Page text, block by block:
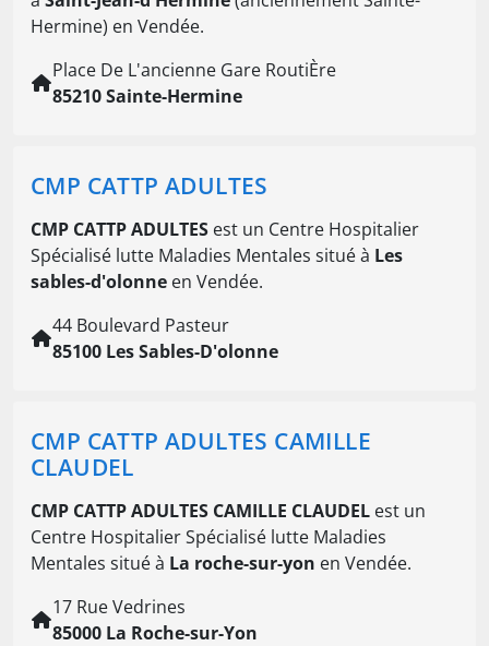
Hermine) en Vendée.
Place De L'ancienne Gare RoutiÈre
85210 Sainte-Hermine
CMP CATTP ADULTES
CMP CATTP ADULTES est un Centre Hospitalier
Spécialisé lutte Maladies Mentales situé à Les
sables-d'olonne en Vendée.
44 Boulevard Pasteur
85100 Les Sables-D'olonne
CMP CATTP ADULTES CAMILLE
CLAUDEL
CMP CATTP ADULTES CAMILLE CLAUDEL est un
Centre Hospitalier Spécialisé lutte Maladies
Mentales situé à La roche-sur-yon en Vendée.
17 Rue Vedrines
85000 La Roche-sur-Yon